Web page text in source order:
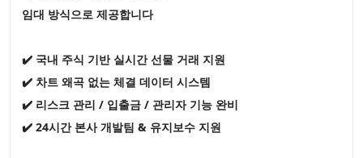
임대 방식으로 제공합니다
✔️ 국내 주식 기반 실시간 선물 거래 지원
✔️ 차트 왜곡 없는 체결 데이터 시스템
✔️ 리스크 관리 / 입출금 / 관리자 기능 완비
✔️ 24시간 본사 개발팀 & 유지보수 지원